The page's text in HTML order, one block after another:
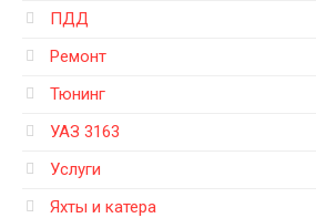
ПДД
Ремонт
Тюнинг
УАЗ 3163
Услуги
Яхты и катера